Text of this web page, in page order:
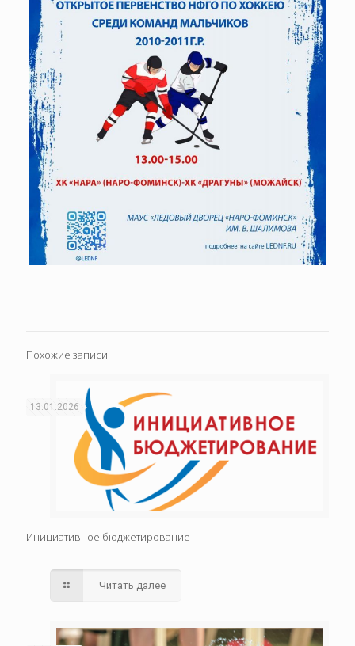
Похожие записи
13.01.2026
Инициативное бюджетирование
Читать далее